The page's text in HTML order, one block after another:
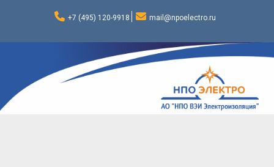
+7 (495) 120-9918 mail@npoelectro.ru